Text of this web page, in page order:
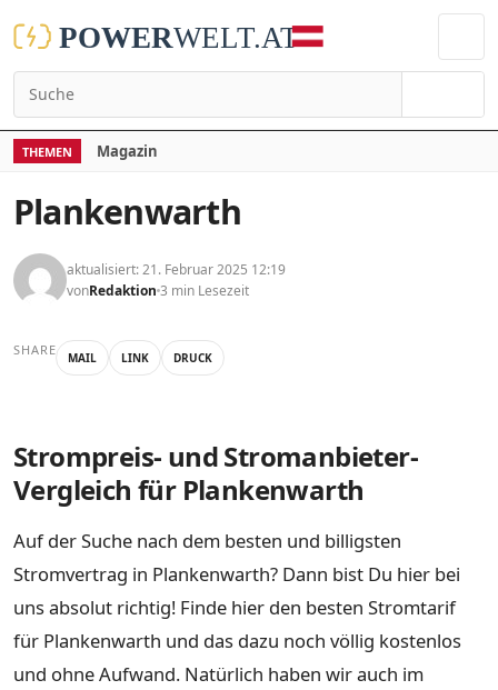
THEMEN Magazin
Plankenwarth
aktualisiert: 21. Februar 2025 12:19
vonRedaktion 3 min Lesezeit
SHARE MAIL LINK DRUCK
Strompreis- und Stromanbieter-
Vergleich für Plankenwarth
Auf der Suche nach dem besten und billigsten
Stromvertrag in Plankenwarth? Dann bist Du hier bei
uns absolut richtig! Finde hier den besten Stromtarif
für Plankenwarth und das dazu noch völlig kostenlos
und ohne Aufwand. Natürlich haben wir auch im